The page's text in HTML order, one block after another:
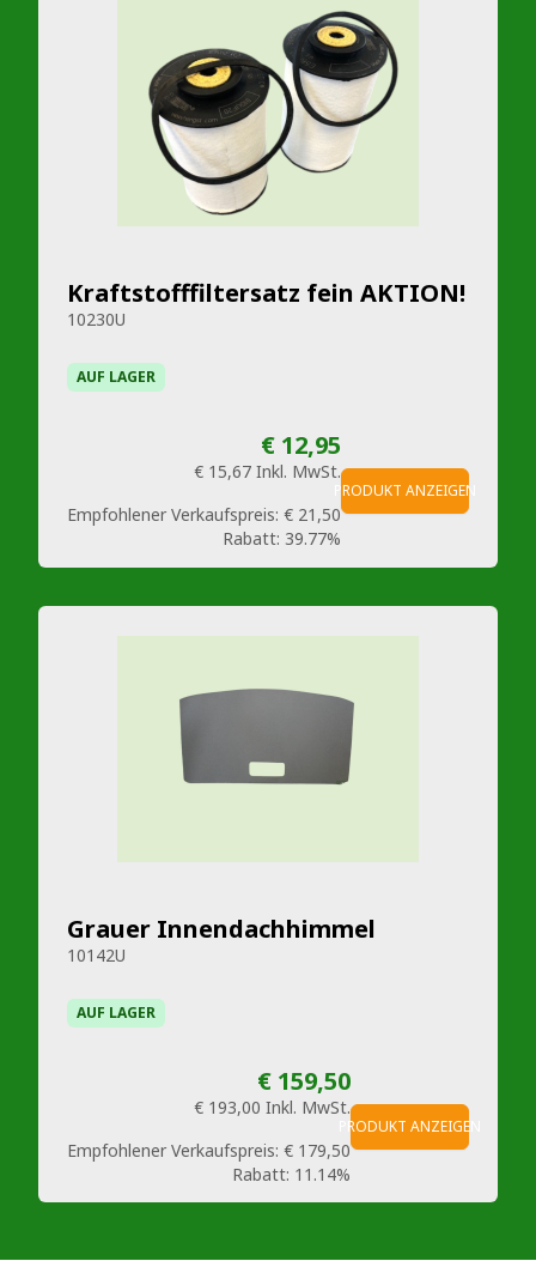
Kraftstofffiltersatz fein AKTION!
10230U
AUF LAGER
€ 12,95
€ 15,67 Inkl. MwSt.
Empfohlener Verkaufspreis: € 21,50
Rabatt: 39.77%
PRODUKT ANZEIGEN
Grauer Innendachhimmel
10142U
AUF LAGER
€ 159,50
€ 193,00 Inkl. MwSt.
Empfohlener Verkaufspreis: € 179,50
Rabatt: 11.14%
PRODUKT ANZEIGEN